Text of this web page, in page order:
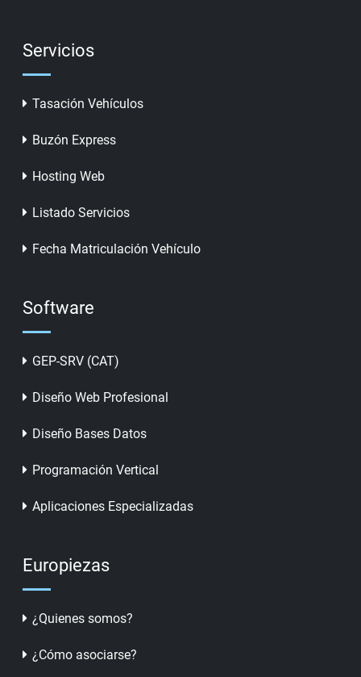
Servicios
Tasación Vehículos
Buzón Express
Hosting Web
Listado Servicios
Fecha Matriculación Vehículo
Software
GEP-SRV (CAT)
Diseño Web Profesional
Diseño Bases Datos
Programación Vertical
Aplicaciones Especializadas
Europiezas
¿Quienes somos?
¿Cómo asociarse?